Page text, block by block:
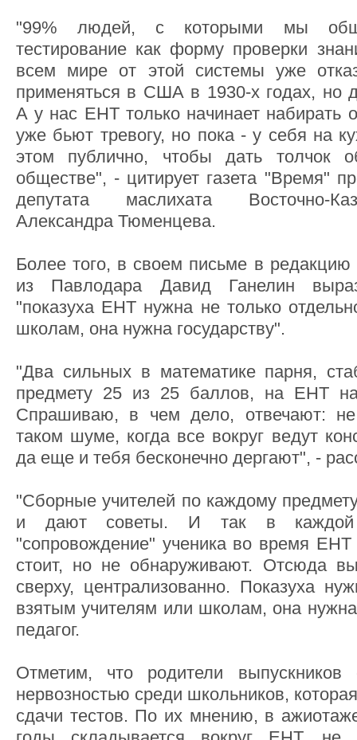
"99% людей, с которыми мы
тестирование как форму проверки
всем мире от этой системы уже
применяться в США в 1930-х годах, но
А у нас ЕНТ только начинает набирать
уже бьют тревогу, но пока - у себя на
этом публично, чтобы дать толчок
обществе", - цитирует газета "Время"
депутата маслихата Восточно-
Александра Тюменцева.
Более того, в своем письме в редакцию
из Павлодара Давид Ганелин
"показуха ЕНТ нужна не только
школам, она нужна государству".
"Два сильных в математике парня,
предмету 25 из 25 баллов, на ЕНТ
Спрашиваю, в чем дело, отвечают:
таком шуме, когда все вокруг ведут
да еще и тебя бесконечно дергают", -
"Сборные учителей по каждому
и дают советы. И так в каждой
"сопровождение" ученика во время
стоит, но не обнаруживают. Отсюда
сверху, централизованно. Показуха
взятым учителям или школам, она нужна
педагог.
Отметим, что родители выпускников
нервозностью среди школьников,
сдачи тестов. По их мнению, в